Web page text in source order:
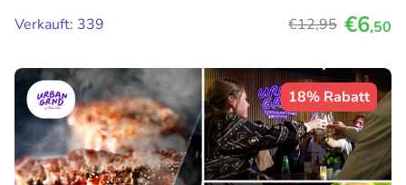
Verkauft: 339
€12,95 €6,50
18% Rabatt